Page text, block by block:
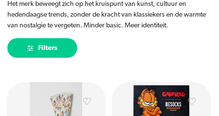
Het merk beweegt zich op het kruispunt van kunst, cultuur en
hedendaagse trends, zonder de kracht van klassiekers en de warmte
van nostalgie te vergeten. Minder basic. Meer identiteit.
Filters